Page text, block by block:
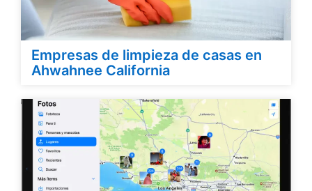
Empresas de limpieza de casas en
Ahwahnee California